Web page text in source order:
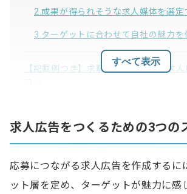
2.成果が得られそうな求人媒体を選定
3.ターゲットに合わせて自社の魅力を
【記載例つき】求職者の心をつかむ求
職種名：仕事の内容が想像できる職
募集理由：求職者が納得できる背景
求める人物像：応募資格、必要スキ
すべて表示
求人広告をつくるための3つの
応募につながる求人広告を作成するに
ット層を定め、ターゲットが魅力に感